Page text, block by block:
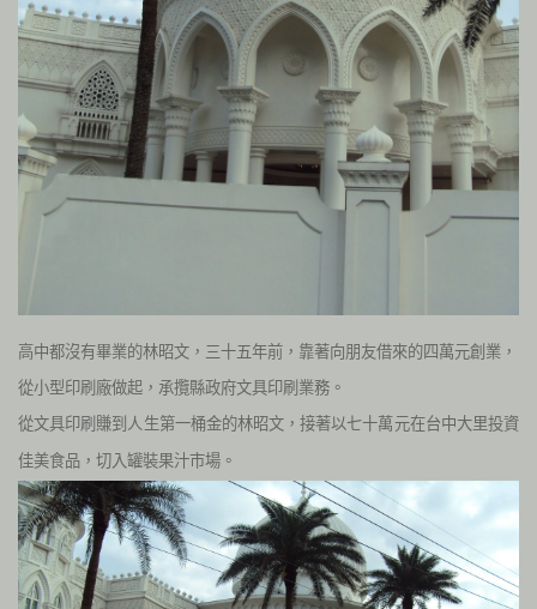
高中都沒有畢業的林昭文，三十五年前，靠著向朋友借來的四萬元創業，
從小型印刷廠做起，承攬縣政府文具印刷業務。
從文具印刷賺到人生第一桶金的林昭文，接著以七十萬元在台中大里投資
佳美食品，切入罐裝果汁市場。